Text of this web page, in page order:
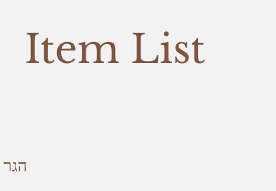
Item List
הגר